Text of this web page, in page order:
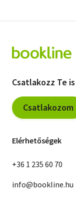
Csatlakozz Te
Csatlakozom
Elérhetőségek
+36 1 235 60 70
info@bookline.hu